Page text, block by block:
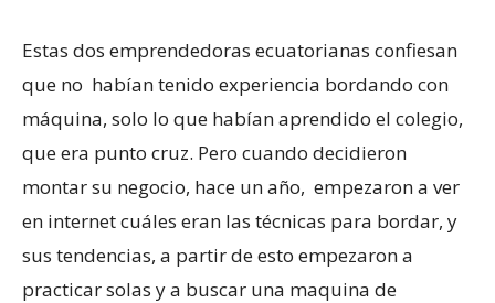
Estas dos emprendedoras ecuatorianas confiesan
que no habían tenido experiencia bordando con
máquina, solo lo que habían aprendido el colegio,
que era punto cruz. Pero cuando decidieron
montar su negocio, hace un año, empezaron a ver
en internet cuáles eran las técnicas para bordar, y
sus tendencias, a partir de esto empezaron a
practicar solas y a buscar una maquina de